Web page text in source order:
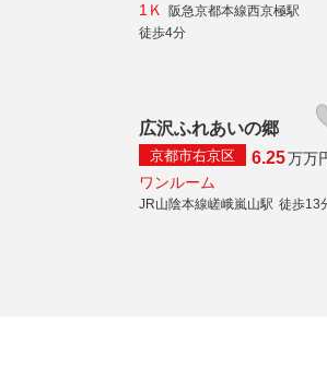
1Ｋ 阪急京都本線西京極駅
徒歩4分
広沢ふれあいの郷
京都市右京区 6.25万万
ワンルーム
JR山陰本線嵯峨嵐山駅 徒歩13